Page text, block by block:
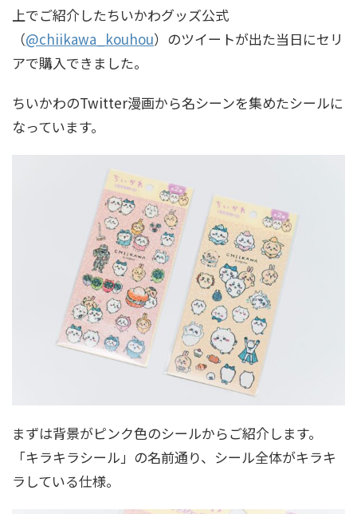
上でご紹介したちいかわグッズ公式
（@chiikawa_kouhou）のツイートが出た当日にセリ
アで購入できました。
ちいかわのTwitter漫画から名シーンを集めたシールに
なっています。
まずは背景がピンク色のシールからご紹介します。
「キラキラシール」の名前通り、シール全体がキラキ
ラしている仕様。